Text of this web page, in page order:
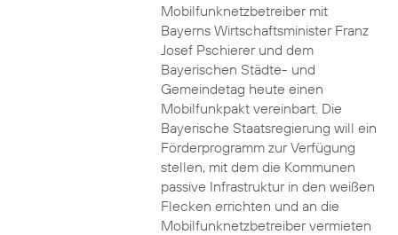
Mobilfunknetzbetreiber mit
Bayerns Wirtschaftsminister Franz
Josef Pschierer und dem
Bayerischen Städte- und
Gemeindetag heute einen
Mobilfunkpakt vereinbart. Die
Bayerische Staatsregierung will ein
Förderprogramm zur Verfügung
stellen, mit dem die Kommunen
passive Infrastruktur in den weißen
Flecken errichten und an die
Mobilfunknetzbetreiber vermieten